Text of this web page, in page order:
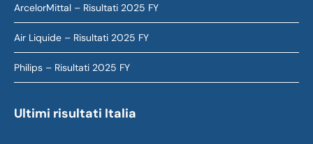
ArcelorMittal – Risultati 2025 FY
Air Liquide – Risultati 2025 FY
Philips – Risultati 2025 FY
Ultimi risultati Italia